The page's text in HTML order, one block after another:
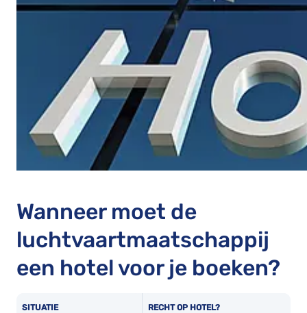
Wanneer moet de
luchtvaartmaatschappij
een hotel voor je boeken?
SITUATIE RECHT OP HOTEL?